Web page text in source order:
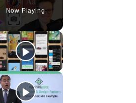
Now Playing